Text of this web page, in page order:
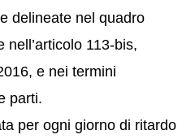
delineate nel quadro
nell’articolo 113-bis,
e nei termini
parti.
per ogni giorno di ritardo